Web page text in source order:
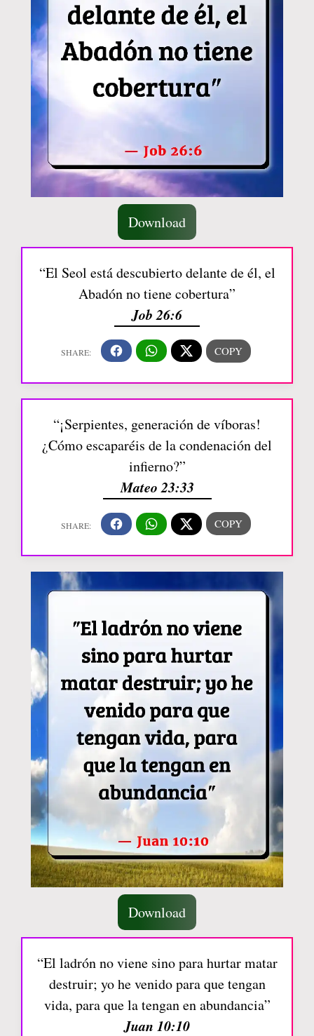
Download
“El Seol está descubierto delante de él, el
Abadón no tiene cobertura”
Job 26:6
“¡Serpientes, generación de víboras!
¿Cómo escaparéis de la condenación del
infierno?”
Mateo 23:33
Download
“El ladrón no viene sino para hurtar matar
destruir; yo he venido para que tengan
vida, para que la tengan en abundancia”
Juan 10:10